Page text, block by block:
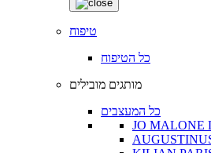
טיפוח
כל הטיפוח
מותגים מובילים
כל המעצבים
JO MALONE